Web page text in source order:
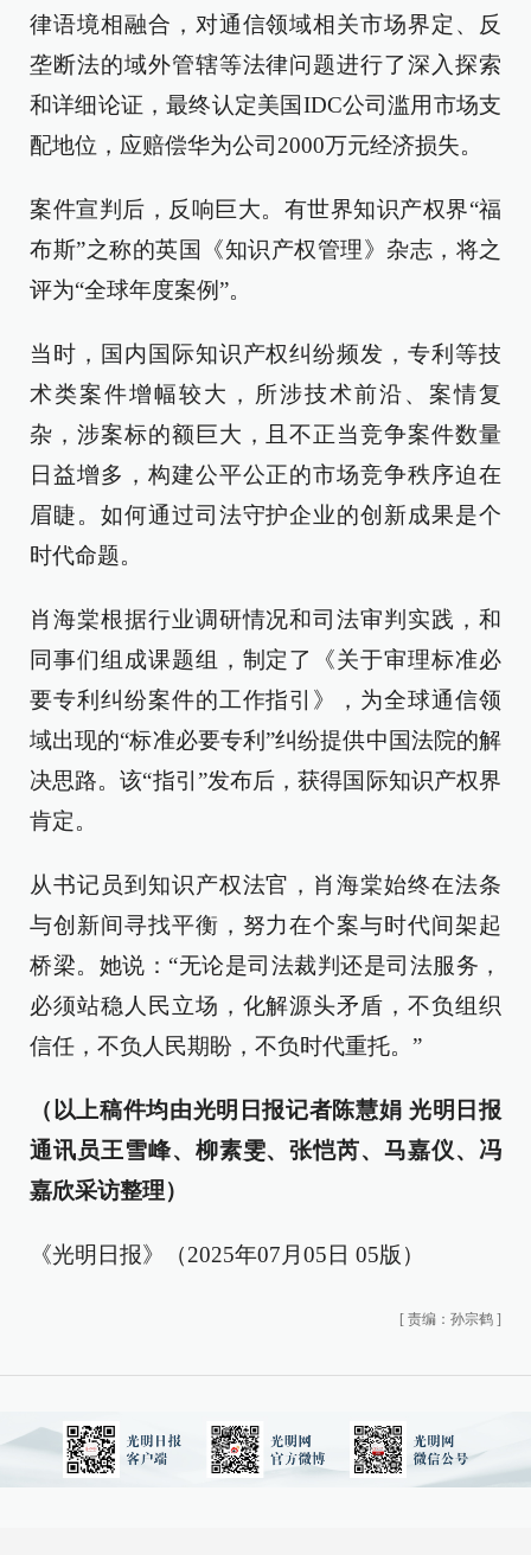
律语境相融合，对通信领域相关市场界定、反
垄断法的域外管辖等法律问题进行了深入探索
和详细论证，最终认定美国IDC公司滥用市场支
配地位，应赔偿华为公司2000万元经济损失。
案件宣判后，反响巨大。有世界知识产权界“福
布斯”之称的英国《知识产权管理》杂志，将之
评为“全球年度案例”。
当时，国内国际知识产权纠纷频发，专利等技
术类案件增幅较大，所涉技术前沿、案情复
杂，涉案标的额巨大，且不正当竞争案件数量
日益增多，构建公平公正的市场竞争秩序迫在
眉睫。如何通过司法守护企业的创新成果是个
时代命题。
肖海棠根据行业调研情况和司法审判实践，和
同事们组成课题组，制定了《关于审理标准必
要专利纠纷案件的工作指引》，为全球通信领
域出现的“标准必要专利”纠纷提供中国法院的解
决思路。该“指引”发布后，获得国际知识产权界
肯定。
从书记员到知识产权法官，肖海棠始终在法条
与创新间寻找平衡，努力在个案与时代间架起
桥梁。她说：“无论是司法裁判还是司法服务，
必须站稳人民立场，化解源头矛盾，不负组织
信任，不负人民期盼，不负时代重托。”
（以上稿件均由光明日报记者陈慧娟 光明日报
通讯员王雪峰、柳素雯、张恺芮、马嘉仪、冯
嘉欣采访整理）
《光明日报》（2025年07月05日 05版）
[ 责编：孙宗鹤 ]